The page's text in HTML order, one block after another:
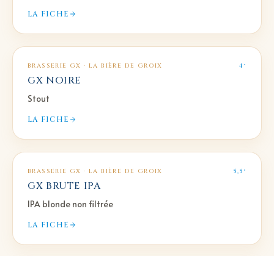
LA FICHE
BRASSERIE GX · LA BIÈRE DE GROIX 4°
GX NOIRE
Stout
LA FICHE
BRASSERIE GX · LA BIÈRE DE GROIX 5,5°
GX BRUTE IPA
IPA blonde non filtrée
LA FICHE